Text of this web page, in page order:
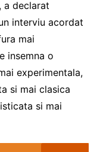
a declarat
interviu acordat
mai
insemna o
experimentala,
si mai clasica
si mai